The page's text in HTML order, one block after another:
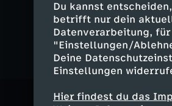
Du kannst
betrifft nur dein
Datenverarbeitung,
"Einstellungen/
Deine
Einstellungen
Hier findest du das